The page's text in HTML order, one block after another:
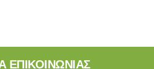
ΕΠΙΚΟΙΝΩΝΙΑΣ